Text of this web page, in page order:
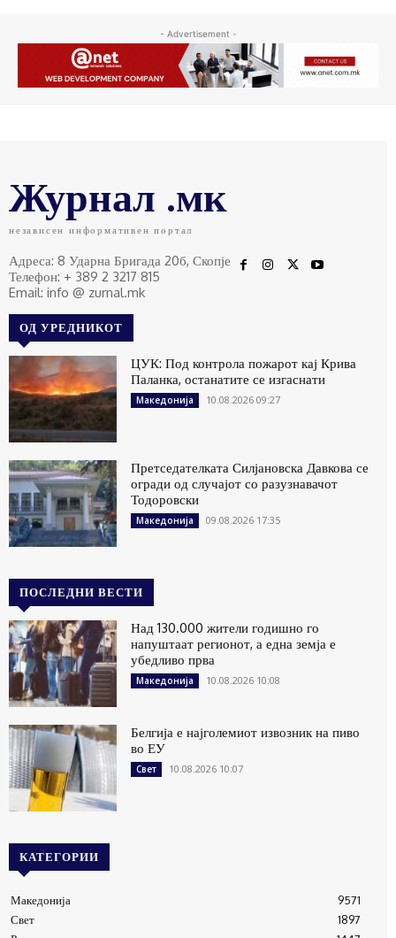
- Advertisement -
Журнал .мк
независен информативен портал
Адреса: 8 Ударна Бригада 20б, Скопје
Телефон: + 389 2 3217 815
Email: info @ zurnal.mk
ОД УРЕДНИКОТ
ЦУК: Под контрола пожарот кај Крива
Паланка, останатите се изгаснати
Македонија 10.08.2026 09:27
Претседателката Силјановска Давкова се
огради од случајот со разузнавачот
Тодоровски
Македонија 09.08.2026 17:35
ПОСЛЕДНИ ВЕСТИ
Над 130.000 жители годишно го
напуштаат регионот, а една земја е
убедливо прва
Македонија 10.08.2026 10:08
Белгија е најголемиот извозник на пиво
во ЕУ
Свет 10.08.2026 10:07
КАТЕГОРИИ
Македонија
9571
Свет
1897